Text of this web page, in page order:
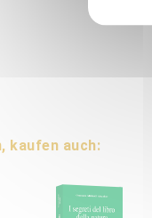
kaufen auch: